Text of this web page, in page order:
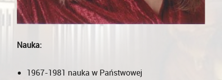
Nauka:
1967-1981 nauka w Państwowej